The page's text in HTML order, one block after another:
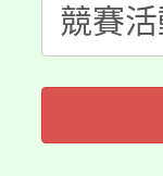
代
公
代
《